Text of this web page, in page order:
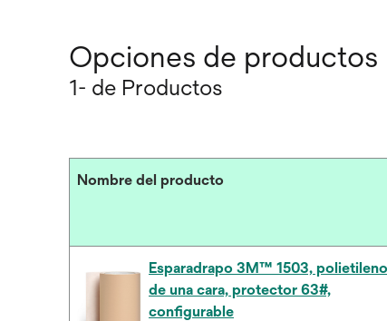
Opciones de productos
1- de Productos
Nombre del producto
Esparadrapo 3M™ 1503, polietileno
de una cara, protector 63#,
configurable